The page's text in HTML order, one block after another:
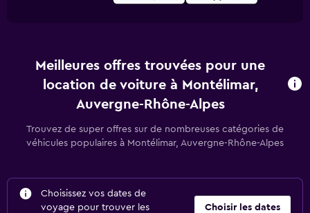
Meilleures offres trouvées pour une
location de voiture à Montélimar,
Auvergne-Rhône-Alpes
Trouvez de super offres sur de nombreuses catégories de
véhicules populaires à Montélimar, Auvergne-Rhône-Alpes
Choisissez vos dates de
voyage pour trouver les
Choisir les dates